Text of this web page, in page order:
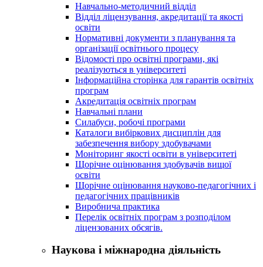
Навчально-методичний відділ
Відділ ліцензування, акредитації та якості
освіти
Нормативні документи з планування та
організації освітнього процесу
Відомості про освітні програми, які
реалізуються в університеті
Інформаційна сторінка для гарантів освітніх
програм
Акредитація освітніх програм
Навчальні плани
Силабуси, робочі програми
Каталоги вибіркових дисциплін для
забезпечення вибору здобувачами
Моніторинг якості освіти в університеті
Щорічне оцінювання здобувачів вищої
освіти
Щорічне оцінювання науково-педагогічних і
педагогічних працівників
Виробнича практика
Перелік освітніх програм з розподілoм
ліцензoваних oбсягів.
Наукова і міжнародна діяльність